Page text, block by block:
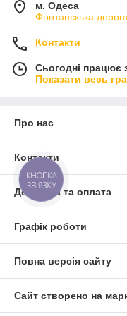
м. Одеса
Фонтанскька
Контакти
Сьогодні працює
Показати весь
Про нас
Контакти
Доставка та оплата
Графік роботи
Повна версія сайту
Сайт створено на
КНОПКА
ЗВ'ЯЗКУ